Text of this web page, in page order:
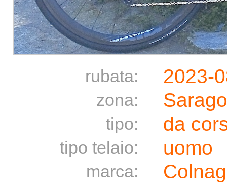
rubata: 2023-
zona:
tipo: da
tipo telaio: uomo
marca: